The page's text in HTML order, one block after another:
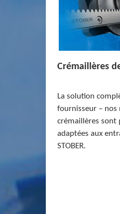
Crémaillères
La solution
fournisseur – nos
crémaillères sont
adaptées aux
STOBER.